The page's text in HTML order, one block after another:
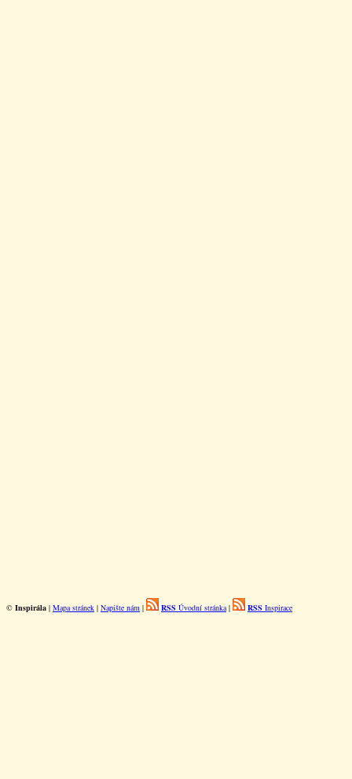
© Inspirála | Mapa stránek | Napište nám | RSS Úvodní stránka| RSS Inspirace